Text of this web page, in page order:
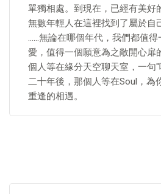
單獨相處。到現在，已經有美好
無數年輕人在這裡找到了屬於自
……無論在哪個年代，我們都值
愛，值得一個願意為之敞開心扉
個人等在緣分天空聊天室，一句
二十年後，那個人等在Soul，為
重逢的相遇。